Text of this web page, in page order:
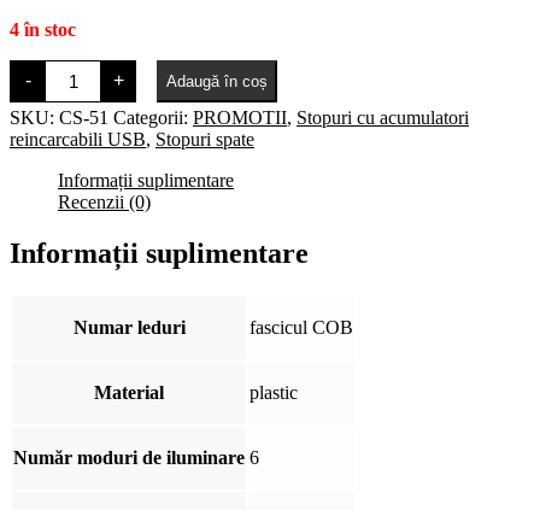
4 în stoc
-
Cantitate
Stop
Line
Lung
USB
+ Adaugă în coș
SKU: CS-51 Categorii: PROMOTII, Stopuri cu acumulatori
reincarcabili USB, Stopuri spate
Informații suplimentare
Recenzii (0)
Informații suplimentare
Numar leduri fascicul COB
Material plastic
Număr moduri de iluminare 6